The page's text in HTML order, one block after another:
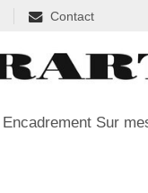
Contact
Encadrement Sur